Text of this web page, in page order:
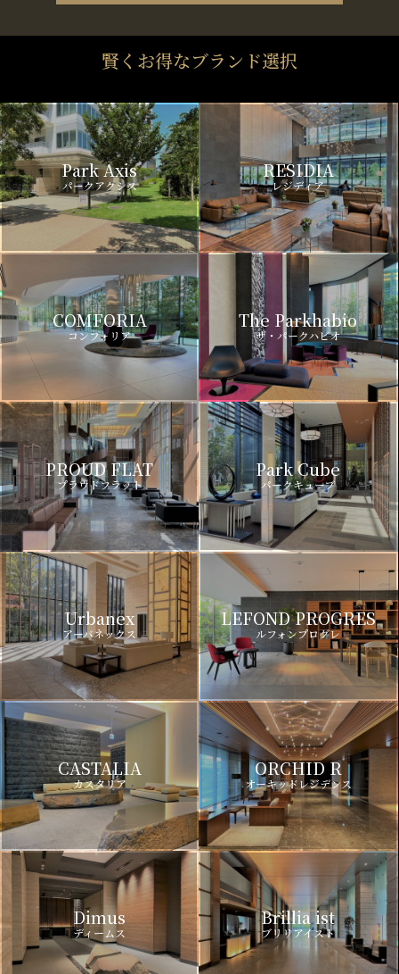
賢くお得なブランド選択
Park Axis
パークアクシス
RESIDIA
レジディア
COMFORIA
コンフォリア
The Parkhabio
ザ・パークハビオ
PROUD FLAT
プラウドフラット
Park Cube
パークキューブ
Urbanex
アーバネックス
LEFOND PROGRES
ルフォンプログレ
CASTALIA
カスタリア
ORCHID R
オーキッドレジデンス
Dimus
ディームス
Brillia ist
ブリリアイスト